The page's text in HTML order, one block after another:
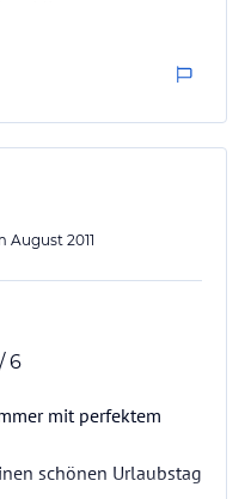
haben uns von
familiäre
Mietwagen!!!!!!
August 2011
/ 6
mit perfektem
schönen Urlaubstag